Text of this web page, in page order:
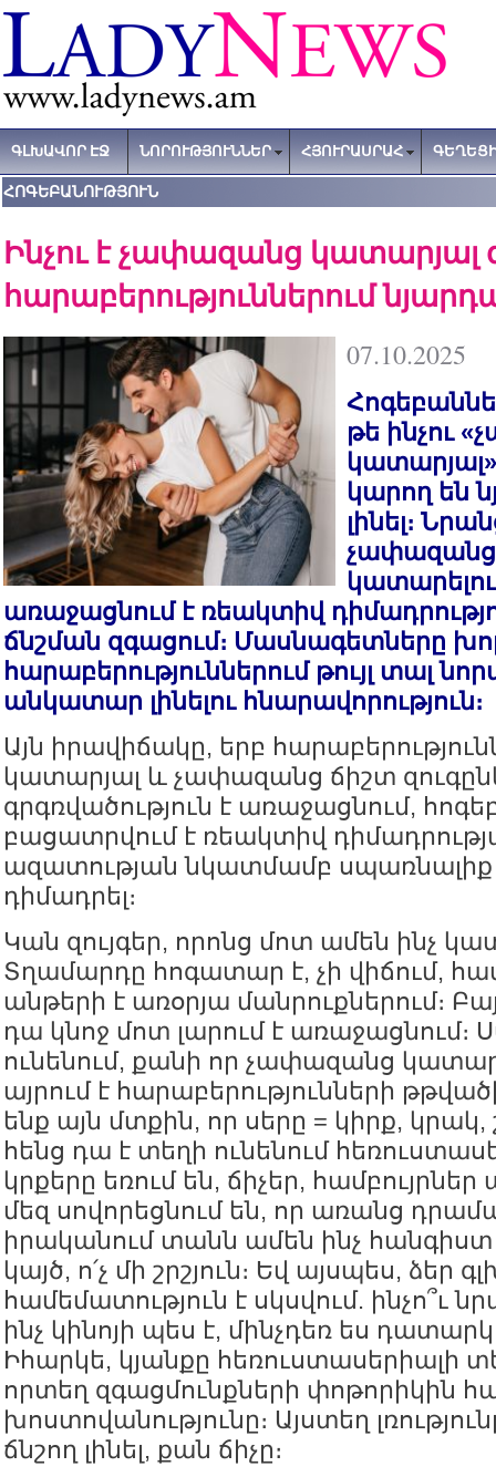
ԳԼԽԱՎՈՐ ԷՋ ՆՈՐՈՒԹՅՈՒՆՆԵՐ ՀՅՈՒՐԱՍՐԱՀ
ՀՈԳԵԲԱՆՈՒԹՅՈՒՆ
Ինչու է չափազանց կատարյալ
հարաբերություններում
07.10.2025
թե ինչու
կարող են
լինել։
չափազանց
առաջացնում է ռեակտիվ
ճնշման զգացում։ Մասնագետները
հարաբերություններում թույլ տալ
անկատար լինելու հնարավորություն։
Այն իրավիճակը, երբ
կատարյալ և չափազանց ճիշտ
գրգռվածություն է առաջացնում,
բացատրվում է ռեակտիվ
ազատության նկատմամբ սպառնալիք
դիմադրել։
Կան զույգեր, որոնց մոտ ամեն ինչ
Տղամարդը հոգատար է, չի վիճում,
անթերի է առօրյա մանրուքներում։
դա կնոջ մոտ լարում է առաջացնում։
ունենում, քանի որ չափազանց
այրում է հարաբերությունների
ենք այն մտքին, որ սերը = կիրք, կրակ,
հենց դա է տեղի ունենում
կրքերը եռում են, ճիչեր,
մեզ սովորեցնում են, որ առանց
իրականում տանն ամեն ինչ հանգիստ
կայծ, ո՛չ մի շրշյուն։ Եվ այսպես, ձեր
համեմատություն է սկսվում. ինչո՞ւ
ինչ կինոյի պես է, մինչդեռ ես
Իհարկե, կյանքը հեռուստասերիալի
որտեղ զգացմունքների փոթորիկին
խոստովանությունը։ Այստեղ
ճնշող լինել, քան ճիչը։